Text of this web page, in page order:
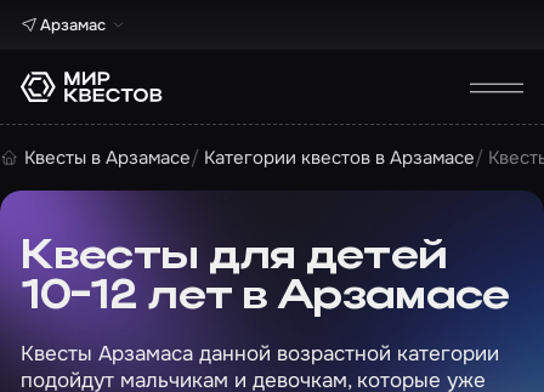
Арзамас
Квесты в Арзамасе Категории квестов в Арзамасе
Квесты для детей
10-12 лет в Арзамасе
Квесты Арзамаса данной возрастной категории
подойдут мальчикам и девочкам, которые уже